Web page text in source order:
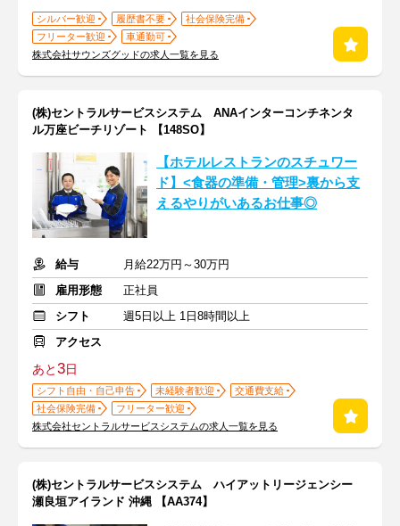
シルバー歓迎 履歴書不要
社会保険完備
フリーター歓迎
車通勤可
株式会社サウンズグッドの求人一覧を見る
(株)セントラルサービスシステム ANAインターコンチネンタ
ル万座ビーチリゾート 【148SO】
【ホテルレストランのスチュワー
ド】<食器の準備・管理>裏から支
えるやりがいあるお仕事◎
給与
月給22万円～30万円
雇用形態
正社員
シフト
週5日以上 1日8時間以上
アクセス
あと3日
シフト自由・自己申告 未経験者歓迎
交通費支給
社会保険完備
フリーター歓迎
株式会社セントラルサービスシステムの求人一覧を見る
(株)セントラルサービスシステム ハイアットリージェンシー
瀬良垣アイランド 沖縄 【AA374】